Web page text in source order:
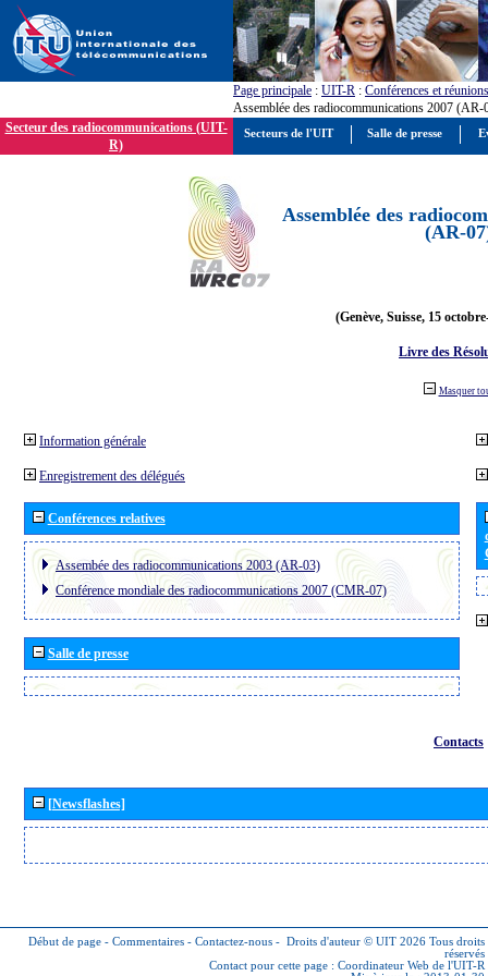
Page principale : UIT-R : Conférences et réunions
Assemblée des radiocommunications 2007 (AR-
Secteur des radiocommunications (UIT-
R)
Assemblée des
(AR-
(Genève, Suisse, 15
Livre des
Masquer
Information générale
Enregistrement des délégués
Conférences relatives
Assembée des radiocommunications 2003 (AR-03)
Conférence mondiale des radiocommunications 2007 (CMR-07)
Salle de presse
Contacts
[Newsflashes]
Début de page - Commentaires - Contactez-nous - Droits d'auteur © UIT 2026 Tous droits
réservés
Contact pour cette page : Coordinateur Web de l'UIT-R
Secteurs de l'UIT Salle de presse